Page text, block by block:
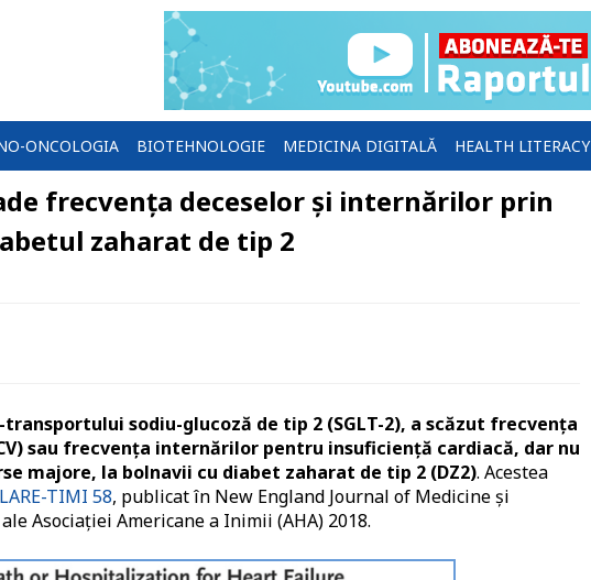
ONCOLOGIA BIOTEHNOLOGIE MEDICINA DIGITALĂ HEALTH LITERACY
frecvența deceselor și internărilor prin
zaharat de tip 2
sodiu-glucoză de tip 2 (SGLT-2), a scăzut frecvența
sau frecvența internărilor pentru insuficiență cardiacă, dar nu
majore, la bolnavii cu diabet zaharat de tip 2 (DZ2). Acestea
TIMI 58, publicat în New England Journal of Medicine și
Asociației Americane a Inimii (AHA) 2018.